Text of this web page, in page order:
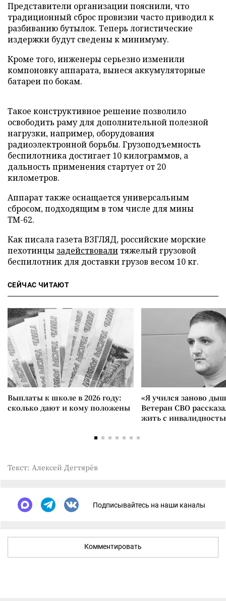
Представители организации пояснили, что
традиционный сброс провизии часто приводил к
разбиванию бутылок. Теперь логистические
издержки будут сведены к минимуму.
Кроме того, инженеры серьезно изменили
компоновку аппарата, вынеся аккумуляторные
батареи по бокам.
Такое конструктивное решение позволило
освободить раму для дополнительной полезной
нагрузки, например, оборудования
радиоэлектронной борьбы. Грузоподъемность
беспилотника достигает 10 килограммов, а
дальность применения стартует от 20
километров.
Аппарат также оснащается универсальным
сбросом, подходящим в том числе для мины
ТМ-62.
Как писала газета ВЗГЛЯД, российские морские
пехотинцы задействовали тяжелый грузовой
беспилотник для доставки грузов весом 10 кг.
СЕЙЧАС ЧИТАЮТ
Выплаты к школе в 2026 году:
сколько дают и кому положены
«Я учился заново
Ветеран СВО
жить с
Текст: Алексей Дегтярёв
Подписывайтесь на наши каналы
Комментировать